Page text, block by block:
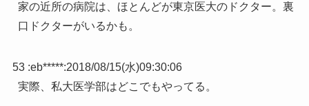
家の近所の病院は、ほとんどが東京医大のドクター。裏
口ドクターがいるかも。
53 :eb*****:2018/08/15(水)09:30:06
実際、私大医学部はどこでもやってる。